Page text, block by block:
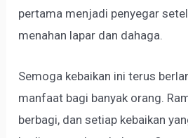
pertama menjadi penyegar
menahan lapar dan dahaga.
Semoga kebaikan ini terus
manfaat bagi banyak orang.
berbagi, dan setiap kebaikan